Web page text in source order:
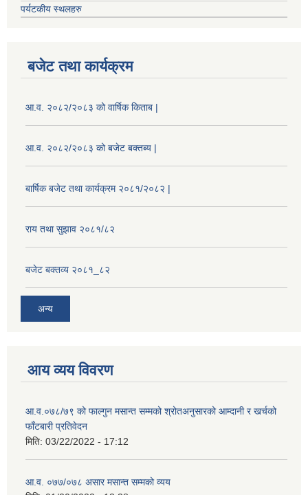
पर्यटकीय स्थलहरु
बजेट तथा कार्यक्रम
आ.व. २०८२/२०८३ को वार्षिक किताब |
आ.व. २०८२/२०८३ को बजेट बक्तब्य |
बार्षिक बजेट तथा कार्यक्रम २०८१/२०८२ |
राय तथा सुझाव २०८१/८२
बजेट बक्तव्य २०८१_८२
अन्य
आय व्यय विवरण
आ.व.०७८/७९ को फाल्गुन मसान्त सम्मको श्रोतअनुसारको आम्दानी र खर्चको
फाँटबारी प्रतिवेदन
मिति: 03/22/2022 - 17:12
आ.व. ०७७/०७८ असार मसान्त सम्मको व्यय